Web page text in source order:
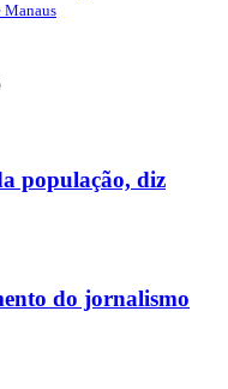
população, diz
do jornalismo